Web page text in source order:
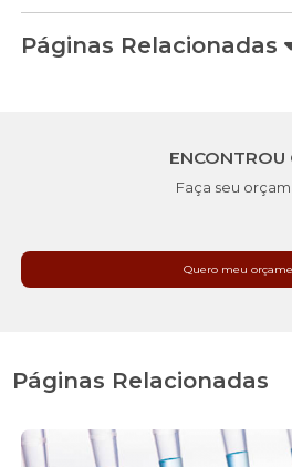
Páginas Relacionadas
ENCONTROU
Faça seu
Quero meu
Páginas Relacionadas